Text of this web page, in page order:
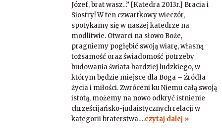
Józef, brat wasz…” [Katedra 2013r.] Bracia i
Siostry! W ten czwartkowy wieczór,
spotykamy się w naszej katedrze na
modlitwie. Otwarci na słowo Boże,
pragniemy pogłębić swoją wiarę, własną
tożsamość oraz świadomość potrzeby
budowania świata bardziej ludzkiego, w
którym będzie miejsce dla Boga – Źródła
życia i miłości. Zwróceni ku Niemu całą swoją
istotą, możemy na nowo odkryć istnienie
chrześcijańsko-judaistycznych relacji w
kategorii braterstwa….czytaj dalej »